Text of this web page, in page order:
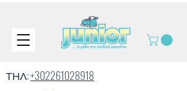
ΤΗΛ:+302261028918